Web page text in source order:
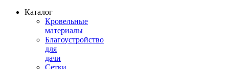
Каталог
Кровельные
материалы
Благоустройство
для
дачи